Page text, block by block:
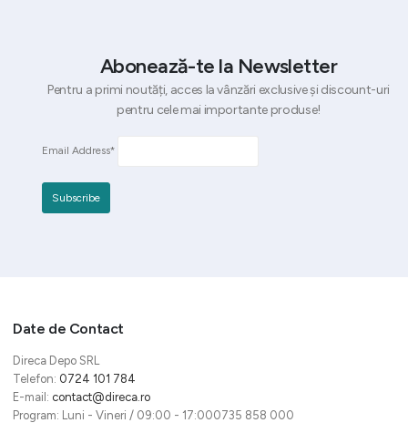
Abonează-te la Newsletter
Pentru a primi noutăți, acces la vânzări exclusive și discount-uri
pentru cele mai importante produse!
Email Address*
Date de Contact
Direca Depo SRL
Telefon: 0724 101 784
E-mail: contact@direca.ro
Program: Luni - Vineri / 09:00 - 17:000735 858 000